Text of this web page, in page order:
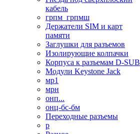
кабель
грпм_грпмш
Держатели SIM и карт
памяти
Заглушки для разъемов
Изолирующие колпачки
Корпуса к разъемам D-SUB
Модули Keystone Jack
мр1
мрн
онп...
онц-бс-бм
Переходные разъемы
р